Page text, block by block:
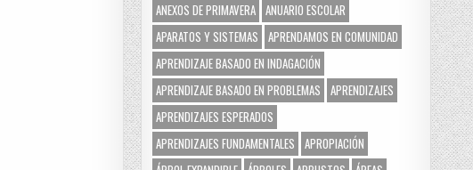
ANEXOS DE PRIMAVERA ANUARIO ESCOLAR
APARATOS Y SISTEMAS APRENDAMOS EN COMUNIDAD
APRENDIZAJE BASADO EN INDAGACIÓN
APRENDIZAJE BASADO EN PROBLEMAS APRENDIZAJES
APRENDIZAJES ESPERADOS
APRENDIZAJES FUNDAMENTALES APROPIACIÓN